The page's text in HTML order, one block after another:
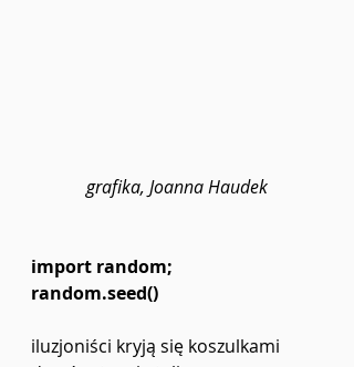
grafika, Joanna Haudek
import random;
random.seed()
iluzjoniści kryją się koszulkami